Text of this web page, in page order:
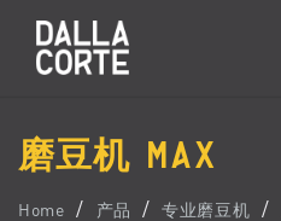
磨豆机 MAX
Home 产品 专业磨豆机